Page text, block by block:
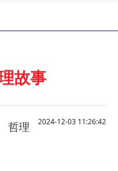
故事
2024-12-03 11:26:42
哲理